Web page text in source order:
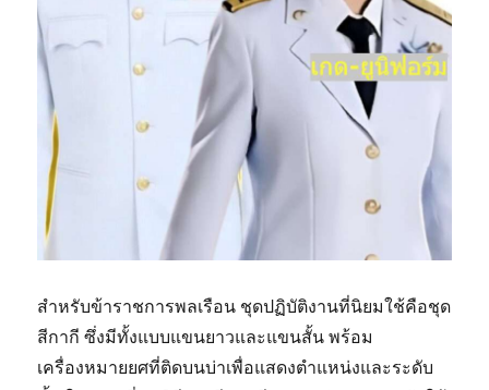
สำหรับข้าราชการพลเรือน ชุดปฏิบัติงานที่นิยมใช้คือชุด
สีกากี ซึ่งมีทั้งแบบแขนยาวและแขนสั้น พร้อม
เครื่องหมายยศที่ติดบนบ่าเพื่อแสดงตำแหน่งและระดับ